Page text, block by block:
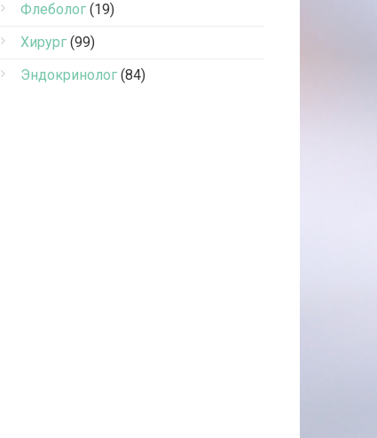
Флеболог (19)
Хирург (99)
Эндокринолог (84)